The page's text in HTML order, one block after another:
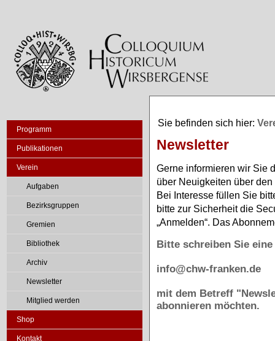
Programm
Publikationen
Verein
Aufgaben
Bezirksgruppen
Gremien
Bibliothek
Archiv
Newsletter
Mitglied werden
Shop
Kontakt
Sie befinden sich hier:
Newsletter
Gerne informieren wir Sie
über Neuigkeiten über
Bei Interesse füllen Sie
bitte zur Sicherheit die
„Anmelden“. Das
Bitte schreiben Sie
info@chw-franken.de
mit dem Betreff
abonnieren möchten.